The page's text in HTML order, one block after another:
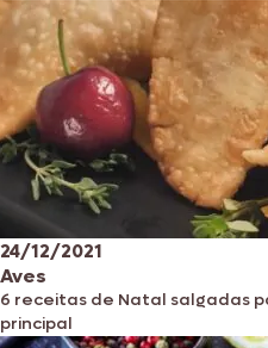
24/12/2021
Aves
6 receitas de Natal salgadas
principal